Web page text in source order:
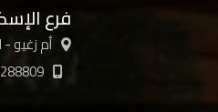
فرع
أم زغيو -